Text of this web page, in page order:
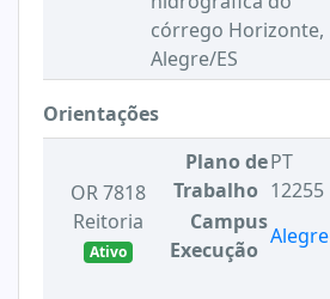
córrego Horizonte,
Alegre/ES
Orientações
OR 7818
Reitoria
Ativo
Plano de
Trabalho
PT
12255
Campus
Execução
Alegre